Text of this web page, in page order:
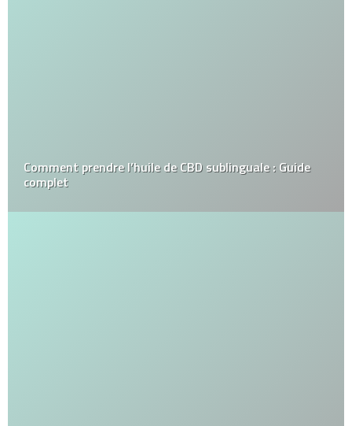
Comment prendre l’huile de CBD sublinguale : Guide
complet